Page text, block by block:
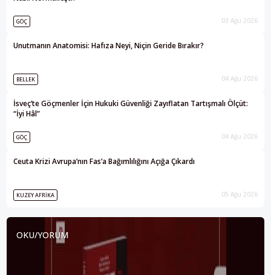
GÖÇ 03 Ağu 2026
Unutmanın Anatomisi: Hafıza Neyi, Niçin Geride Bırakır?
BELLEK 04 Ağu 2026
İsveç’te Göçmenler İçin Hukuki Güvenliği Zayıflatan Tartışmalı Ölçüt:
“İyi Hâl”
GÖÇ 04 Ağu 2026
Ceuta Krizi Avrupa’nın Fas’a Bağımlılığını Açığa Çıkardı
KUZEY AFRIKA 05 Ağu 2026
OKU/YORUM